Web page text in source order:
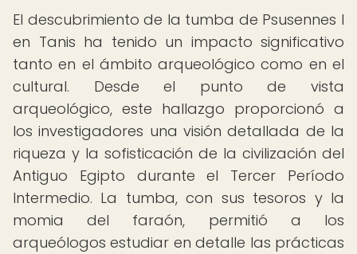
El descubrimiento de la tumba de Psusennes I
en Tanis ha tenido un impacto significativo
tanto en el ámbito arqueológico como en el
cultural. Desde el punto de vista
arqueológico, este hallazgo proporcionó a
los investigadores una visión detallada de la
riqueza y la sofisticación de la civilización del
Antiguo Egipto durante el Tercer Período
Intermedio. La tumba, con sus tesoros y la
momia del faraón, permitió a los
arqueólogos estudiar en detalle las prácticas